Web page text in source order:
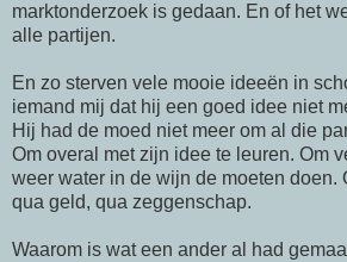
marktonderzoek is gedaan. En of het
alle partijen.
En zo sterven vele mooie ideeën in
iemand mij dat hij een goed idee niet
Hij had de moed niet meer om al die
Om overal met zijn idee te leuren. Om
weer water in de wijn de moeten doen.
qua geld, qua zeggenschap.
Waarom is wat een ander al had